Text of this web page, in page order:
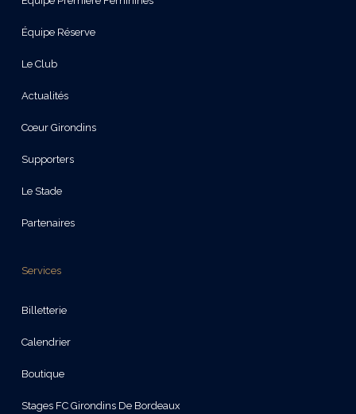
Équipe Réserve
Le Club
Actualités
Cœur Girondins
Supporters
Le Stade
Partenaires
Services
Billetterie
Calendrier
Boutique
Stages FC Girondins De Bordeaux